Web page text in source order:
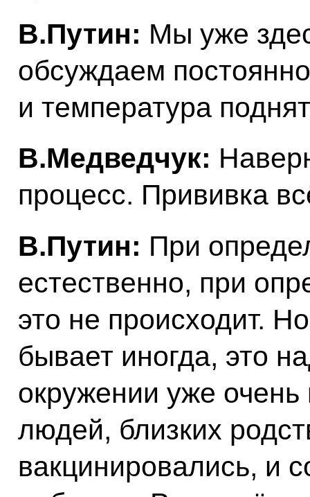
В.Путин: Мы уже
обсуждаем
и температура
В.Медведчук:
процесс. Прививка
В.Путин: При
естественно, при
это не происходит.
бывает иногда, это
окружении уже
людей, близких
вакцинировались, и